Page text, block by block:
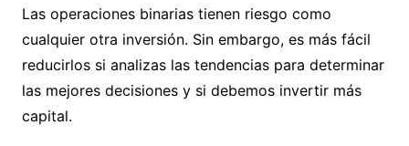
Las operaciones binarias tienen riesgo como
cualquier otra inversión. Sin embargo, es más fácil
reducirlos si analizas las tendencias para determinar
las mejores decisiones y si debemos invertir más
capital.